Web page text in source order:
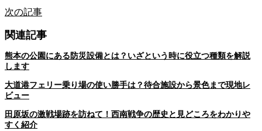
次の記事
関連記事
熊本の公園にある防災設備とは？いざという時に役立つ種類を解説
します
大道港フェリー乗り場の使い勝手は？待合施設から景色まで現地レ
ビュー
田原坂の激戦場跡を訪ねて！西南戦争の歴史と見どころをわかりや
すく紹介